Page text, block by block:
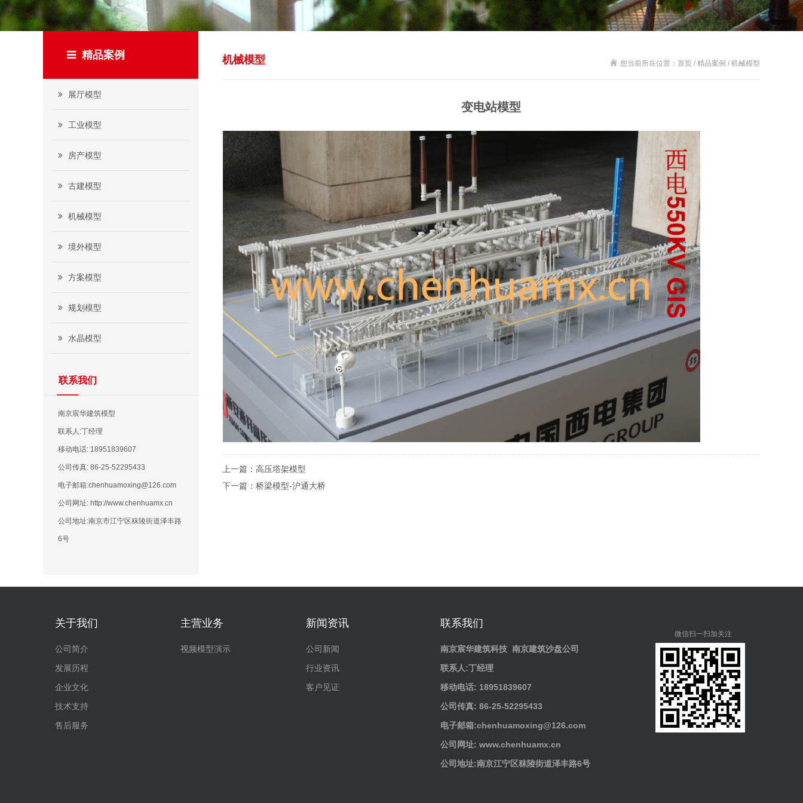
精品案例
展厅模型
工业模型
房产模型
古建模型
机械模型
境外模型
方案模型
规划模型
水晶模型
联系我们
南京宸华建筑模型
联系人:丁经理
移动电话: 18951839607
公司传真: 86-25-52295433
电子邮箱:chenhuamoxing@126.com
公司网址: http://www.chenhuamx.cn
公司地址:南京市江宁区秣陵街道泽丰路
6号
机械模型 您当前所在位置：首页 / 精品案例 / 机械模型
变电站模型
上一篇： 高压塔架模型
下一篇： 桥梁模型-沪通大桥
关于我们
公司简介
发展历程
企业文化
技术支持
售后服务
主营业务
视频模型演示
新闻资讯
公司新闻
行业资讯
客户见证
联系我们
南京宸华建筑科技 南京建筑沙盘公司
联系人:丁经理
移动电话: 18951839607
公司传真: 86-25-52295433
电子邮箱:chenhuamoxing@126.com
公司网址: www.chenhuamx.cn
公司地址:南京江宁区秣陵街道泽丰路6号
微信扫一扫加关注